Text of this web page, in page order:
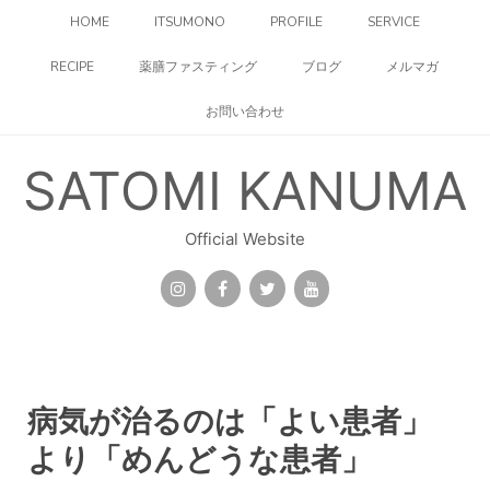
HOME ITSUMONO PROFILE SERVICE
RECIPE 薬膳ファスティング ブログ メルマガ
お問い合わせ
SATOMI KANUMA
Official Website
病気が治るのは「よい患者」
より「めんどうな患者」